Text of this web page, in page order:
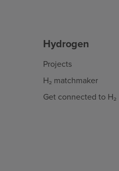
Hydrogen
Projects
H₂ matchmaker
Get connected to H₂